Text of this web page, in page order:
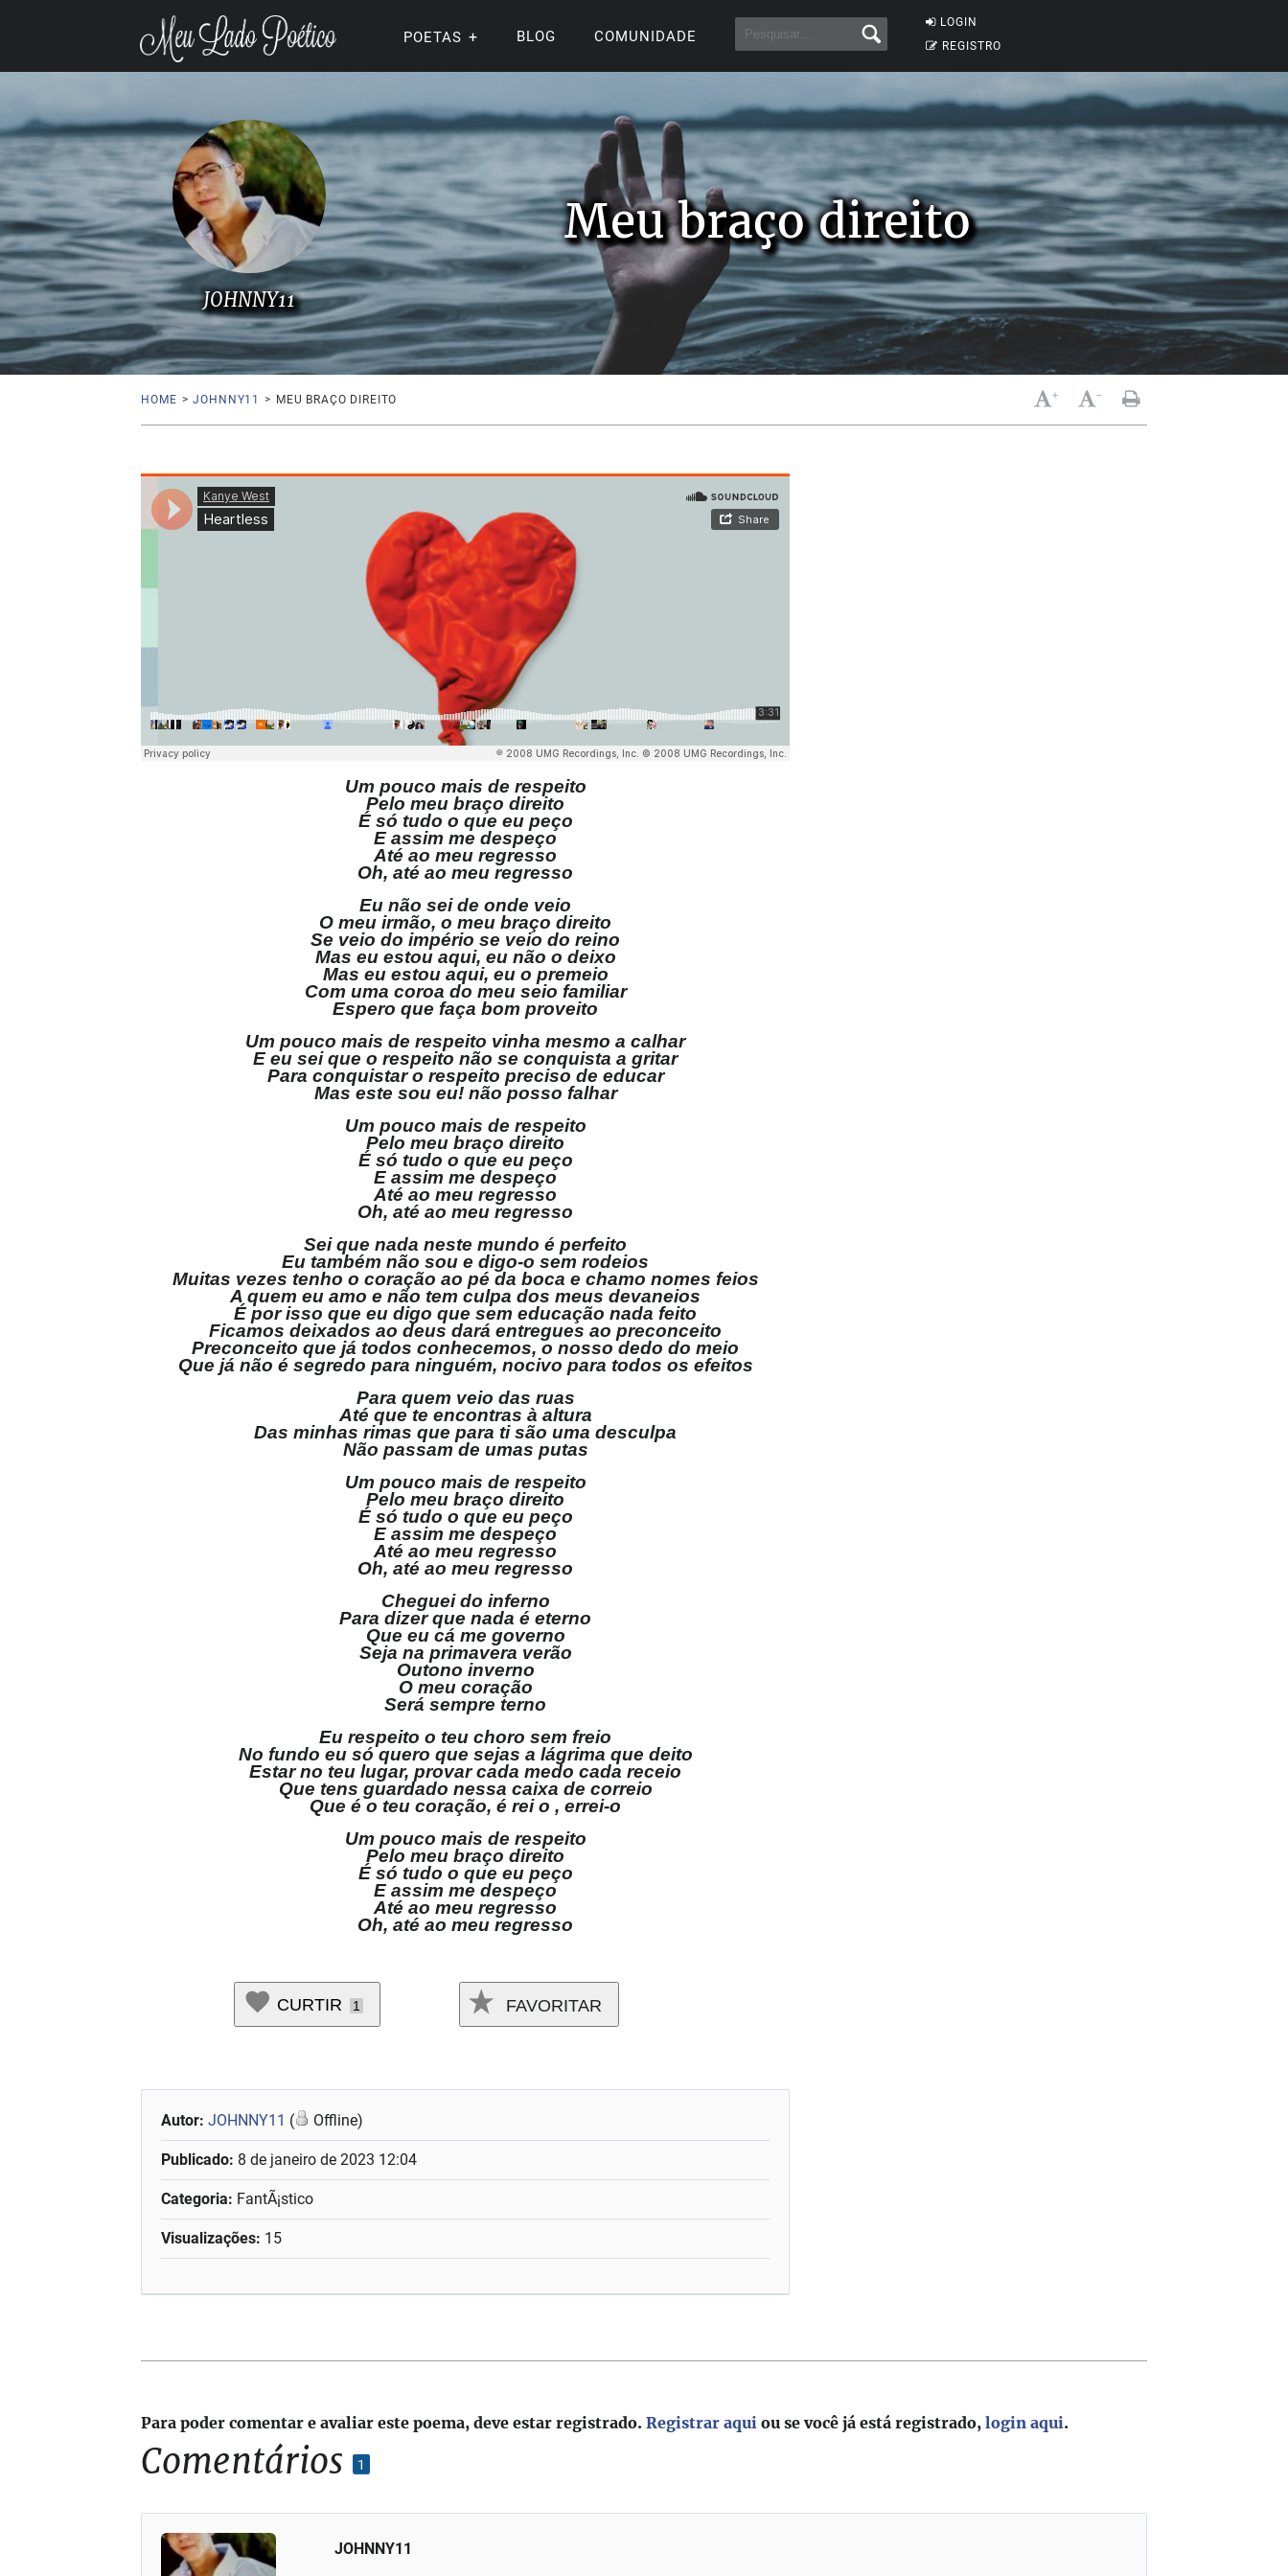
LOGIN
REGISTRO
POETAS BLOG COMUNIDADE
Meu braço direito
JOHNNY11
HOME > JOHNNY11 > MEU BRAÇO DIREITO + -
Um pouco mais de respeito
Pelo meu braço direito
É só tudo o que eu peço
E assim me despeço
Até ao meu regresso
Oh, até ao meu regresso
Eu não sei de onde veio
O meu irmão, o meu braço direito
Se veio do império se veio do reino
Mas eu estou aqui, eu não o deixo
Mas eu estou aqui, eu o premeio
Com uma coroa do meu seio familiar
Espero que faça bom proveito
Um pouco mais de respeito vinha mesmo a calhar
E eu sei que o respeito não se conquista a gritar
Para conquistar o respeito preciso de educar
Mas este sou eu! não posso falhar
Um pouco mais de respeito
Pelo meu braço direito
É só tudo o que eu peço
E assim me despeço
Até ao meu regresso
Oh, até ao meu regresso
Sei que nada neste mundo é perfeito
Eu também não sou e digo-o sem rodeios
Muitas vezes tenho o coração ao pé da boca e chamo nomes feios
A quem eu amo e não tem culpa dos meus devaneios
É por isso que eu digo que sem educação nada feito
Ficamos deixados ao deus dará entregues ao preconceito
Preconceito que já todos conhecemos, o nosso dedo do meio
Que já não é segredo para ninguém, nocivo para todos os efeitos
Para quem veio das ruas
Até que te encontras à altura
Das minhas rimas que para ti são uma desculpa
Não passam de umas putas
Um pouco mais de respeito
Pelo meu braço direito
É só tudo o que eu peço
E assim me despeço
Até ao meu regresso
Oh, até ao meu regresso
Cheguei do inferno
Para dizer que nada é eterno
Que eu cá me governo
Seja na primavera verão
Outono inverno
O meu coração
Será sempre terno
Eu respeito o teu choro sem freio
No fundo eu só quero que sejas a lágrima que deito
Estar no teu lugar, provar cada medo cada receio
Que tens guardado nessa caixa de correio
Que é o teu coração, é rei o , errei-o
Um pouco mais de respeito
Pelo meu braço direito
É só tudo o que eu peço
E assim me despeço
Até ao meu regresso
Oh, até ao meu regresso
CURTIR 1 FAVORITAR
Autor:JOHNNY11 ( Offline)
Publicado: 8 de janeiro de 2023 12:04
Categoria: FantÃ¡stico
Visualizações: 15
Comentários 1
JOHNNY11
Para poder comentar e avaliar este poema, deve estar registrado.Registrar aqui ou se você já está registrado,login aqui.